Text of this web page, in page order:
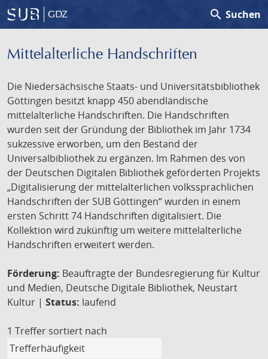
GDZ search Suchen
Mittelalterliche Handschriften
Die Niedersächsische Staats- und Universitätsbibliothek
Göttingen besitzt knapp 450 abendländische
mittelalterliche Handschriften. Die Handschriften
wurden seit der Gründung der Bibliothek im Jahr 1734
sukzessive erworben, um den Bestand der
Universalbibliothek zu ergänzen. Im Rahmen des von
der Deutschen Digitalen Bibliothek geförderten Projekts
„Digitalisierung der mittelalterlichen volkssprachlichen
Handschriften der SUB Göttingen“ wurden in einem
ersten Schritt 74 Handschriften digitalisiert. Die
Kollektion wird zukünftig um weitere mittelalterliche
Handschriften erweitert werden.
Förderung: Beauftragte der Bundesregierung für Kultur
und Medien, Deutsche Digitale Bibliothek, Neustart
Kultur | Status: laufend
1 Treffer sortiert nach